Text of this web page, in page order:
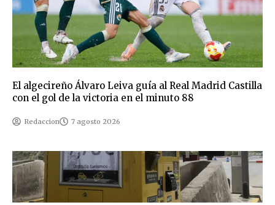
El algecireño Álvaro Leiva guía al Real Madrid Castilla
con el gol de la victoria en el minuto 88
Redaccion 7 agosto 2026